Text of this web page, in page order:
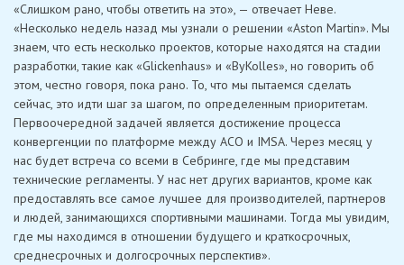
«Слишком рано, чтобы ответить на это», — отвечает Неве.
«Несколько недель назад мы узнали о решении «Aston Martin». Мы
знаем, что есть несколько проектов, которые находятся на стадии
разработки, такие как «Glickenhaus» и «ByKolles», но говорить об
этом, честно говоря, пока рано. То, что мы пытаемся сделать
сейчас, это идти шаг за шагом, по определенным приоритетам.
Первоочередной задачей является достижение процесса
конвергенции по платформе между ACO и IMSA. Через месяц у
нас будет встреча со всеми в Себринге, где мы представим
технические регламенты. У нас нет других вариантов, кроме как
предоставлять все самое лучшее для производителей, партнеров
и людей, занимающихся спортивными машинами. Тогда мы увидим,
где мы находимся в отношении будущего и краткосрочных,
среднесрочных и долгосрочных перспектив».